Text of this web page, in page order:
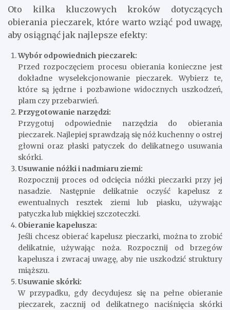
Oto kilka kluczowych kroków dotyczących
obierania pieczarek, które warto wziąć pod uwagę,
aby osiągnąć jak najlepsze efekty:
Wybór odpowiednich pieczarek:
Przed rozpoczęciem procesu obierania konieczne jest
dokładne wyselekcjonowanie pieczarek. Wybierz te,
które są jędrne i pozbawione widocznych uszkodzeń,
plam czy przebarwień.
Przygotowanie narzędzi:
Przygotuj odpowiednie narzędzia do obierania
pieczarek. Najlepiej sprawdzają się nóż kuchenny o ostrej
głowni oraz płaski patyczek do delikatnego usuwania
skórki.
Usuwanie nóżki i nadmiaru ziemi:
Rozpocznij proces od odcięcia nóżki pieczarki przy jej
nasadzie. Następnie delikatnie oczyść kapelusz z
ewentualnych resztek ziemi lub piasku, używając
patyczka lub miękkiej szczoteczki.
Obieranie kapelusza:
Jeśli chcesz obierać kapelusz pieczarki, można to zrobić
delikatnie, używając noża. Rozpocznij od brzegów
kapelusza i zwracaj uwagę, aby nie uszkodzić struktury
miąższu.
Usuwanie skórki:
W przypadku, gdy decydujesz się na pełne obieranie
pieczarek, zacznij od delikatnego naciśnięcia skórki